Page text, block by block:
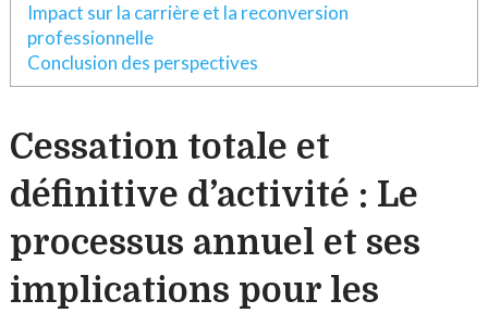
Impact sur la carrière et la reconversion
professionnelle
Conclusion des perspectives
Cessation totale et
définitive d’activité : Le
processus annuel et ses
implications pour les